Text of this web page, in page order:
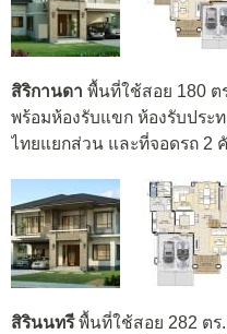
สิริกานดา พื้นที่ใช้สอย 180 ต
พร้อมห้องรับแขก ห้องรับประ
ไทยแยกส่วน และที่จอดรถ 2
สิรินนทรีพื้นที่ใช้สอย 282 ตร